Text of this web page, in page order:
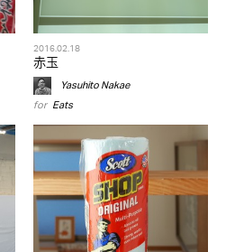
2016.02.18
赤玉
Yasuhito Nakae
for Eats